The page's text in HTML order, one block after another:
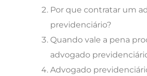
Por que contratar um
previdenciário?
Quando vale a pena
advogado
Advogado